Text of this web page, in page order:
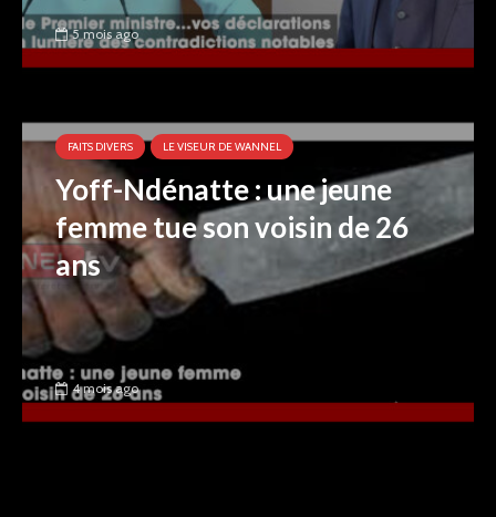
5 mois ago
FAITS DIVERS LE VISEUR DE WANNEL
Yoff-Ndénatte : une jeune
femme tue son voisin de 26
ans
4 mois ago